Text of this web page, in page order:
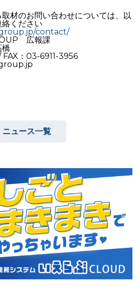
材のお問い合わせについては、以
ください
contact/
広報課
：03-6911-3956
ニュース一覧